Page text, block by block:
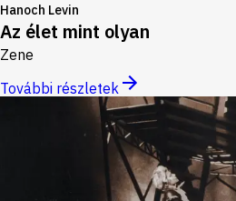
Hanoch Levin
Az élet mint olyan
Zene
További részletek